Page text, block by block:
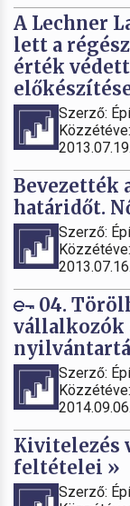
A Lechner
lett a
érték
Szerző:
Bevezették
határidőt.
Szerző:
04.
vállalkozók
Szerző:
Kivitelezés
feltételei »
Szerző: